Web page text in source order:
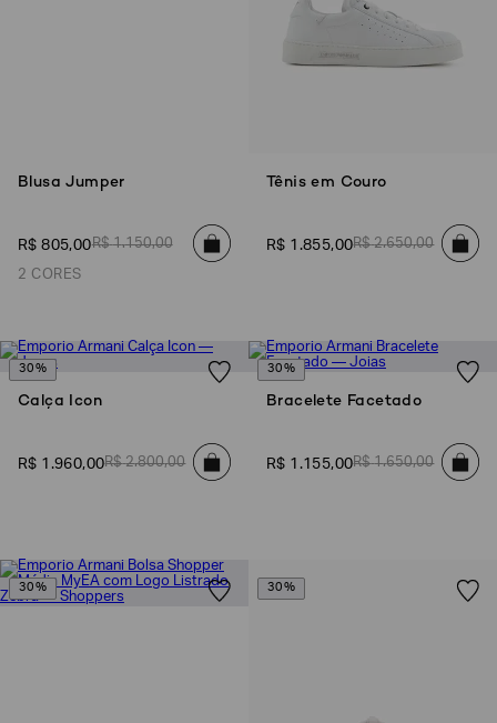
Blusa Jumper
R$ 805,00R$ 1.150,00
2 CORES
Tênis em Couro
R$ 1 .855,00R$ 2.650,00
30%
Calça Icon
R$ 1 .960,00R$ 2.800,00
30%
Bracelete Facetado
R$ 1 .155,00R$ 1.650,00
30% 30%